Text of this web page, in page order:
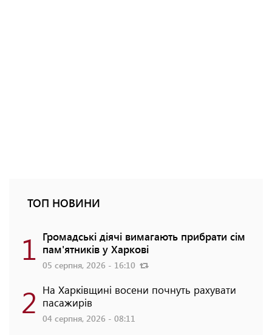
ТОП НОВИНИ
1 Громадські діячі вимагають прибрати сім
пам'ятників у Харкові
05 серпня, 2026 - 16:10
2 На Харківщині восени почнуть рахувати
пасажирів
04 серпня, 2026 - 08:11